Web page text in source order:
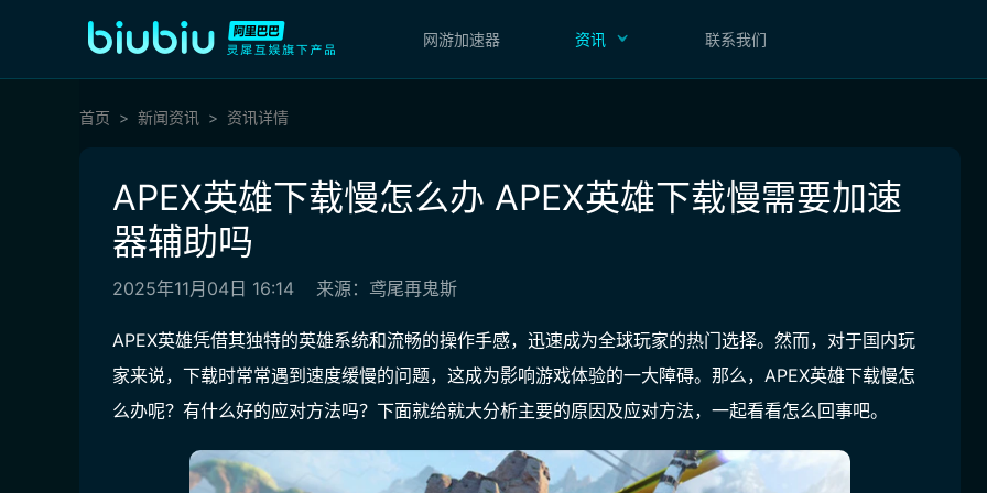
网游加速器 资讯 联系我们
首页 新闻资讯 资讯详情
APEX英雄下载慢怎么办 APEX英雄下载慢需要加速
器辅助吗
2025年11月04日 16:14 来源：鸢尾再鬼斯
APEX英雄凭借其独特的英雄系统和流畅的操作手感，迅速成为全球玩家的热门选择。然而，对于国内玩
家来说，下载时常常遇到速度缓慢的问题，这成为影响游戏体验的一大障碍。那么，APEX英雄下载慢怎
么办呢？有什么好的应对方法吗？下面就给就大分析主要的原因及应对方法，一起看看怎么回事吧。